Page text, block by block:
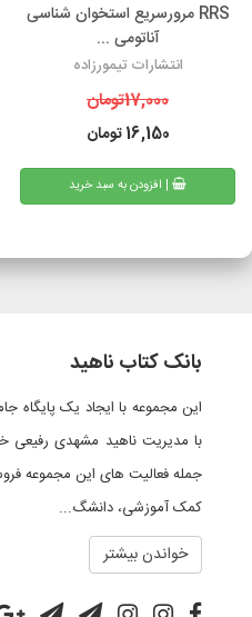
RRS مرورسریع استخوان شناسی
آناتومی ...
انتشارات تیمورزاده
17,000تومان
16,150تومان
| افزودن به سبد خرید
بانک کتاب ناهید
این مجموعه با ایجاد یک پایگاه
با مدیریت ناهید مشهدی رفیعی
جمله فعالیت های این مجموعه
کمک آموزشی، دانشگ...
خواندن بیشتر